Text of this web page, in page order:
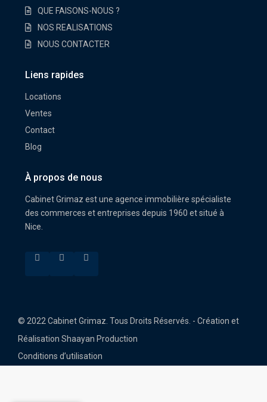
QUE FAISONS-NOUS ?
NOS REALISATIONS
NOUS CONTACTER
Liens rapides
Locations
Ventes
Contact
Blog
À propos de nous
Cabinet Grimaz est une agence immobilière spécialiste
des commerces et entreprises depuis 1960 et situé à
Nice.
© 2022 Cabinet Grimaz. Tous Droits Réservés. - Création et
Réalisation Shaayan Production
Conditions d’utilisation